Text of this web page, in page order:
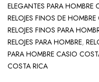
ELEGANTES PARA HOMBRE
RELOJES FINOS DE
RELOJES FINOS PARA
RELOJES PARA HOMBRE,
PARA HOMBRE CASIO
COSTA RICA